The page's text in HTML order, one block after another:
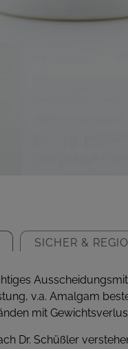
SICHER &
v.a. Amalgam
mit
Dr. Schüßler